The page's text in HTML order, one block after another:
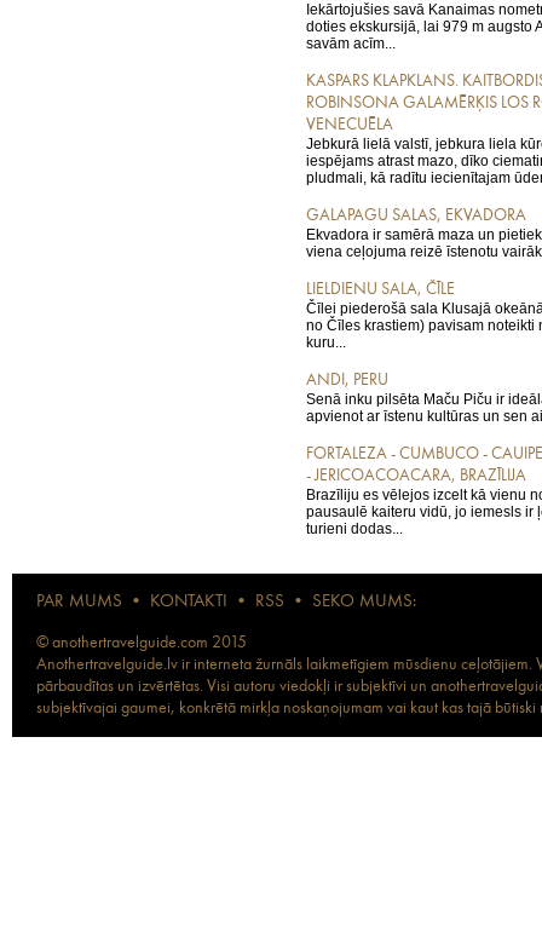
Iekārtojušies savā Kanaimas
doties ekskursijā, lai 979 m augsto
savām acīm...
KASPARS KLAPKLANS.
ROBINSONA GALAMĒRĶIS LOS
VENECUĒLA
Jebkurā lielā valstī, jebkura liela
iespējams atrast mazo, dīko
pludmali, kā radītu iecienītajam
GALAPAGU SALAS, EKVADORA
Ekvadora ir samērā maza un
viena ceļojuma reizē īstenotu
LIELDIENU SALA, ČĪLE
Čīlei piederošā sala Klusajā
no Čīles krastiem) pavisam noteikti
kuru...
ANDI, PERU
Senā inku pilsēta Maču Piču ir
apvienot ar īstenu kultūras un sen
FORTALEZA - CUMBUCO -
- JERICOACOACARA, BRAZĪLIJA
Brazīliju es vēlejos izcelt kā vienu
pausaulē kaiteru vidū, jo iemesls ir
turieni dodas...
PAR MUMS • KONTAKTI • RSS • SEKO MUMS:
© anothertravelguide.com 2015
Anothertravelguide.lv ir interneta žurnāls laikmetīgiem mūsdienu
pārbaudītas un izvērtētas. Visi autoru viedokļi ir subjektīvi un
subjektīvajai gaumei, konkrētā mirkļa noskaņojumam vai kaut kas tajā